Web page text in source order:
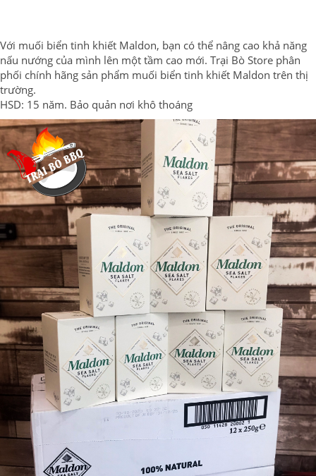
Với muối biển tinh khiết Maldon, bạn có thể nâng cao khả năng
nấu nướng của mình lên một tầm cao mới. Trại Bò Store phân
phối chính hãng sản phẩm muối biển tinh khiết Maldon trên thị
trường.
HSD: 15 năm. Bảo quản nơi khô thoáng